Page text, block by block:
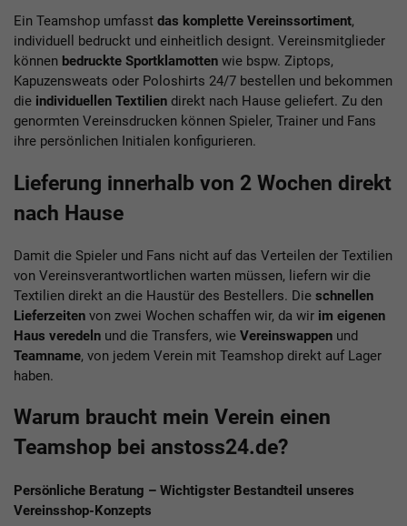
Ein Teamshop umfasst das komplette Vereinssortiment,
individuell bedruckt und einheitlich designt. Vereinsmitglieder
können bedruckte Sportklamotten wie bspw. Ziptops,
Kapuzensweats oder Poloshirts 24/7 bestellen und bekommen
die individuellen Textilien direkt nach Hause geliefert. Zu den
genormten Vereinsdrucken können Spieler, Trainer und Fans
ihre persönlichen Initialen konfigurieren.
Lieferung innerhalb von 2 Wochen direkt
nach Hause
Damit die Spieler und Fans nicht auf das Verteilen der Textilien
von Vereinsverantwortlichen warten müssen, liefern wir die
Textilien direkt an die Haustür des Bestellers. Die schnellen
Lieferzeiten von zwei Wochen schaffen wir, da wir im eigenen
Haus veredeln und die Transfers, wie Vereinswappen und
Teamname, von jedem Verein mit Teamshop direkt auf Lager
haben.
Warum braucht mein Verein einen
Teamshop bei anstoss24.de?
Persönliche Beratung – Wichtigster Bestandteil unseres
Vereinsshop-Konzepts